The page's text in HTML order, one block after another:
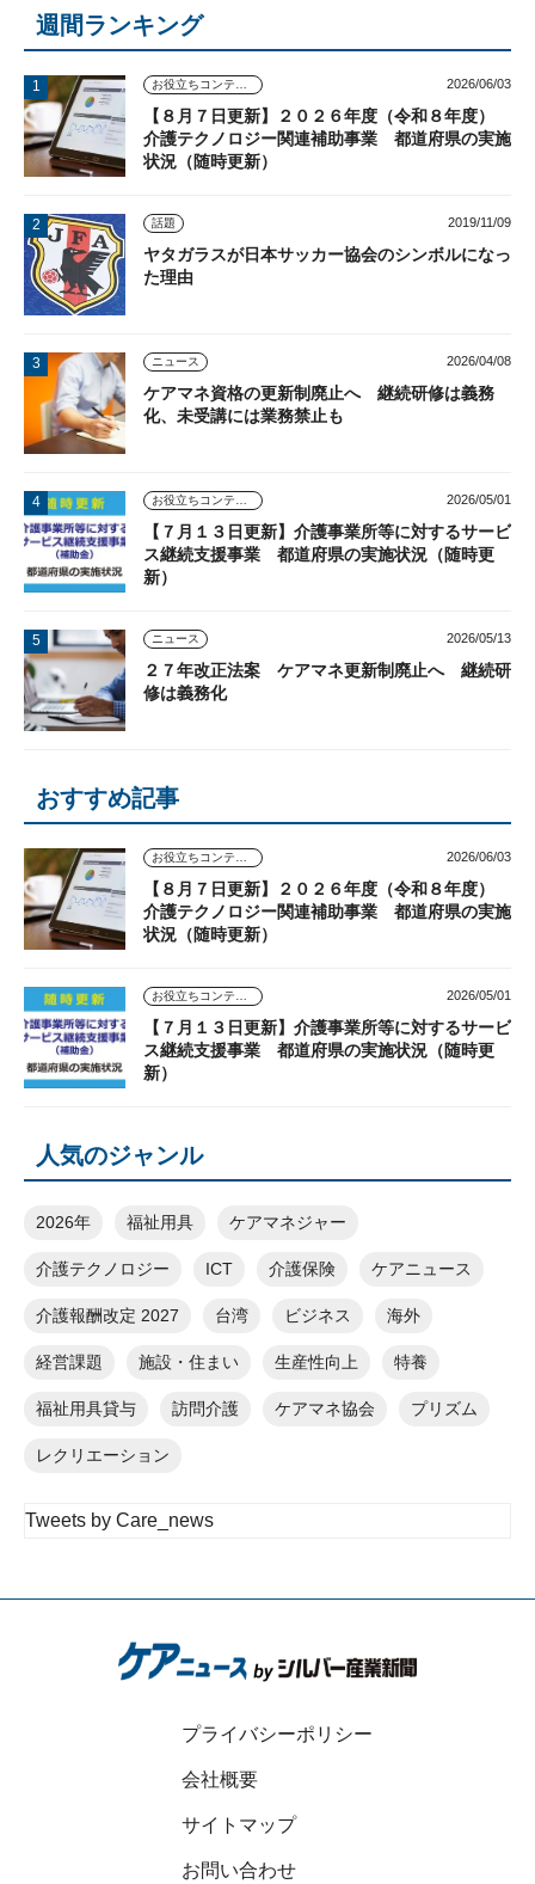
週間ランキング
2026/06/03
【８月７日更新】２０２６年度（令和８年度）
介護テクノロジー関連補助事業 都道府県の実施
状況（随時更新）
話題 2019/11/09
ヤタガラスが日本サッカー協会のシンボルになっ
た理由
ニュース 2026/04/08
ケアマネ資格の更新制廃止へ 継続研修は義務
化、未受講には業務禁止も
2026/05/01
【７月１３日更新】介護事業所等に対するサービ
ス継続支援事業 都道府県の実施状況（随時更
新）
ニュース 2026/05/13
２７年改正法案 ケアマネ更新制廃止へ 継続研
修は義務化
おすすめ記事
2026/06/03
【８月７日更新】２０２６年度（令和８年度）
介護テクノロジー関連補助事業 都道府県の実施
状況（随時更新）
2026/05/01
【７月１３日更新】介護事業所等に対するサービ
ス継続支援事業 都道府県の実施状況（随時更
新）
人気のジャンル
2026年 福祉用具 ケアマネジャー
介護テクノロジー ICT 介護保険 ケアニュース
介護報酬改定 2027 台湾 ビジネス 海外
経営課題 施設・住まい 生産性向上 特養
福祉用具貸与 訪問介護 ケアマネ協会 プリズム
レクリエーション
Tweets by Care_news
プライバシーポリシー
会社概要
サイトマップ
お問い合わせ